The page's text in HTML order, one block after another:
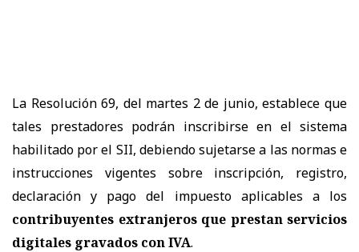
La Resolución 69, del martes 2 de junio, establece que
tales prestadores podrán inscribirse en el sistema
habilitado por el SII, debiendo sujetarse a las normas e
instrucciones vigentes sobre inscripción, registro,
declaración y pago del impuesto aplicables a los
contribuyentes extranjeros que prestan servicios
digitales gravados con IVA.